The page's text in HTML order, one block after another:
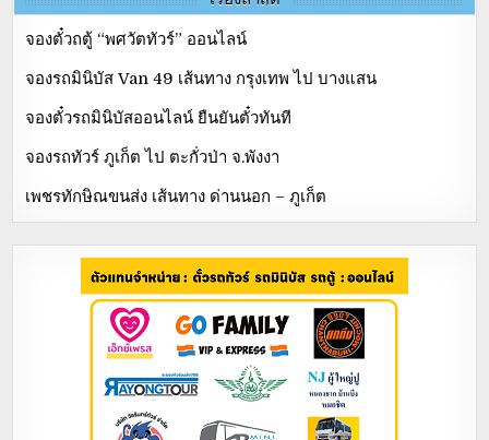
จองตั๋วถตู้ “พศวัตทัวร์” ออนไลน์
จองรถมินิบัส Van 49 เส้นทาง กรุงเทพ ไป บางแสน
จองตั๋วรถมินิบัสออนไลน์ ยืนยันตั๋วทันที
จองรถทัวร์ ภูเก็ต ไป ตะกั่วป่า จ.พังงา
เพชรทักษิณขนส่ง เส้นทาง ด่านนอก – ภูเก็ต